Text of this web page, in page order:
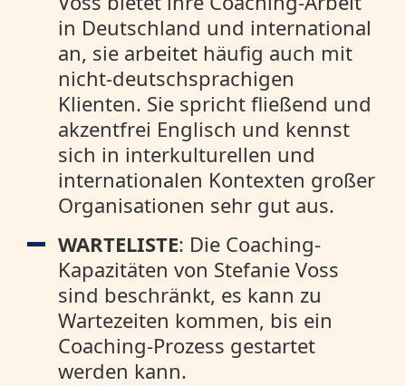
in Deutschland und international
an, sie arbeitet häufig auch mit
nicht-deutschsprachigen
Klienten. Sie spricht fließend und
akzentfrei Englisch und kennst
sich in interkulturellen und
internationalen Kontexten großer
Organisationen sehr gut aus.
WARTELISTE: Die Coaching-
Kapazitäten von Stefanie Voss
sind beschränkt, es kann zu
Wartezeiten kommen, bis ein
Coaching-Prozess gestartet
werden kann.